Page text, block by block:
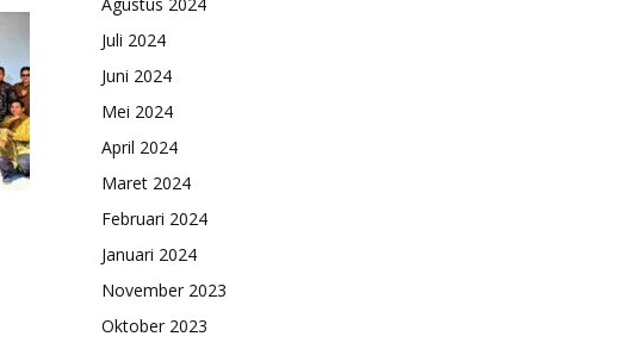
Juli 2024
Juni 2024
Mei 2024
April 2024
Maret 2024
Februari 2024
Januari 2024
November 2023
Oktober 2023